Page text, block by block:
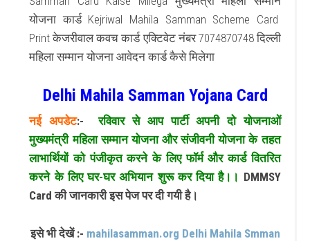
योजना कार्ड Kejriwal Mahila Samman Scheme Card
Print केजरीवाल कवच कार्ड एक्टिवेट नंबर 7074870748 दिल्ली
महिला सम्मान योजना आवेदन कार्ड कैसे मिलेगा
Delhi Mahila Samman Yojana Card
नई अपडेट:-रविवार से आप पार्टी अपनी दो योजनाओं
मुख्यमंत्री महिला सम्मान योजना और संजीवनी योजना के तहत
लाभार्थियों को पंजीकृत करने के लिए फॉर्म और कार्ड वितरित
करने के लिए घर-घर अभियान शुरू कर दिया है।। DMMSY
Card की जानकारी इस पेज पर दी गयी है।
इसे भी देखें :- mahilasamman.org Delhi Mahila Smman